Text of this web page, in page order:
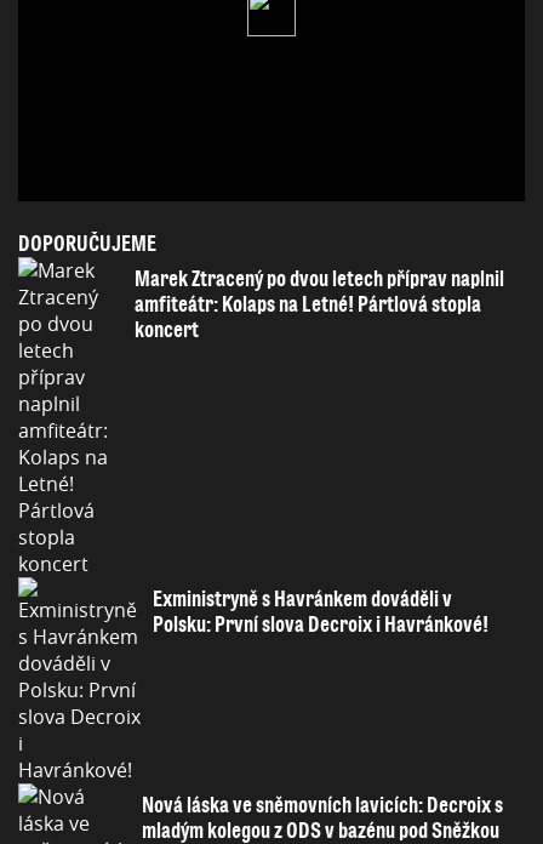
DOPORUČUJEME
Marek Ztracený po dvou letech příprav naplnil
amfiteátr: Kolaps na Letné! Pártlová stopla
koncert
Exministryně s Havránkem dováděli v
Polsku: První slova Decroix i Havránkové!
Nová láska ve sněmovních lavicích: Decroix s
mladým kolegou z ODS v bazénu pod Sněžkou